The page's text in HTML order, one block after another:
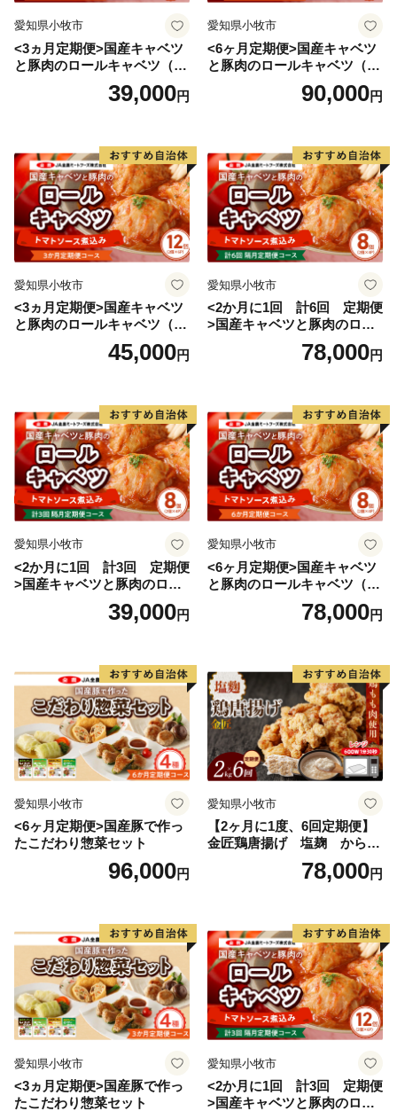
愛知県小牧市
<3ヵ月定期便>国産キャベツ
と豚肉のロールキャベツ（4P
39,000円
愛知県小牧市
<6ヶ月定期便>国産キャベツ
と豚肉のロールキャベツ（6P
90,000円
愛知県小牧市
<3ヵ月定期便>国産キャベツ
と豚肉のロールキャベツ（6P
45,000円
愛知県小牧市
<2か月に1回 計6回 定期便
>国産キャベツと豚肉のロー
ルキャベツ（4P入り）
78,000円
愛知県小牧市
<2か月に1回 計3回 定期便
>国産キャベツと豚肉のロー
ルキャベツ（4P入り）
39,000円
愛知県小牧市
<6ヶ月定期便>国産キャベツ
と豚肉のロールキャベツ（4P
78,000円
愛知県小牧市
<6ヶ月定期便>国産豚で作っ
たこだわり惣菜セット
96,000円
愛知県小牧市
【2ヶ月に1度、6回定期便】
金匠鶏唐揚げ 塩麹 からあ
78,000円
愛知県小牧市
<3ヵ月定期便>国産豚で作っ
たこだわり惣菜セット
愛知県小牧市
<2か月に1回 計3回 定期便
>国産キャベツと豚肉のロー